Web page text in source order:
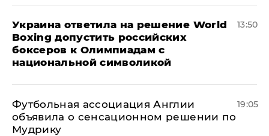
Украина ответила на решение World
Boxing допустить российских
боксеров к Олимпиадам с
национальной символикой
13:50
Футбольная ассоциация Англии
объявила о сенсационном решении по
Мудрику
19:05